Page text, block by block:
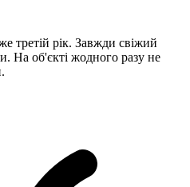
третій рік. Завжди свіжий
На об'єкті жодного разу не